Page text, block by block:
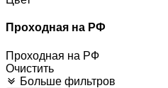
Проходная на РФ
Проходная на РФ
Очистить
Больше фильтров